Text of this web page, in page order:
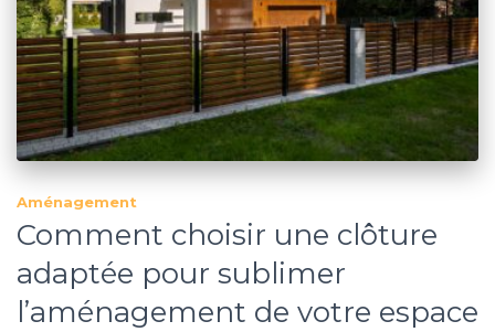
Aménagement
Comment choisir une clôture
adaptée pour sublimer
l’aménagement de votre espace